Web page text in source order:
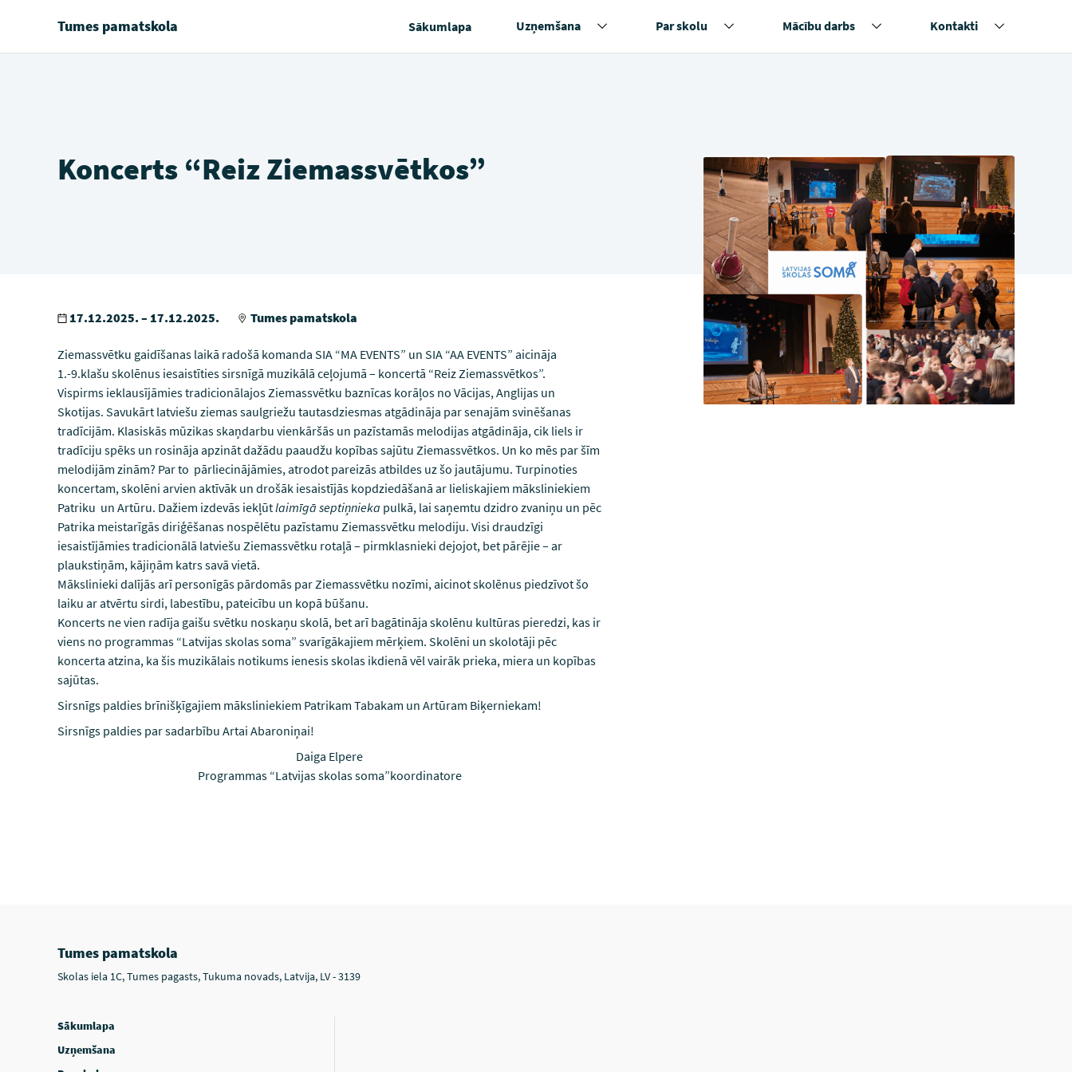
Tumes pamatskola Sākumlapa Uzņemšana Par skolu Mācību darbs Kontakti
Koncerts “Reiz Ziemassvētkos”
17.12.2025. – 17.12.2025. Tumes pamatskola
Ziemassvētku gaidīšanas laikā radošā komanda SIA “MA EVENTS” un SIA “AA EVENTS” aicināja
1.-9.klašu skolēnus iesaistīties sirsnīgā muzikālā ceļojumā – koncertā “Reiz Ziemassvētkos”.
Vispirms ieklausījāmies tradicionālajos Ziemassvētku baznīcas korāļos no Vācijas, Anglijas un
Skotijas. Savukārt latviešu ziemas saulgriežu tautasdziesmas atgādināja par senajām svinēšanas
tradīcijām. Klasiskās mūzikas skaņdarbu vienkāršās un pazīstamās melodijas atgādināja, cik liels ir
tradīciju spēks un rosināja apzināt dažādu paaudžu kopības sajūtu Ziemassvētkos. Un ko mēs par šīm
melodijām zinām? Par to pārliecinājāmies, atrodot pareizās atbildes uz šo jautājumu. Turpinoties
koncertam, skolēni arvien aktīvāk un drošāk iesaistījās kopdziedāšanā ar lieliskajiem māksliniekiem
Patriku un Artūru. Dažiem izdevās iekļūtlaimīgā septiņnieka pulkā, lai saņemtu dzidro zvaniņu un pēc
Patrika meistarīgās diriģēšanas nospēlētu pazīstamu Ziemassvētku melodiju. Visi draudzīgi
iesaistījāmies tradicionālā latviešu Ziemassvētku rotaļā – pirmklasnieki dejojot, bet pārējie – ar
plaukstiņām, kājiņām katrs savā vietā.
Mākslinieki dalījās arī personīgās pārdomās par Ziemassvētku nozīmi, aicinot skolēnus piedzīvot šo
laiku ar atvērtu sirdi, labestību, pateicību un kopā būšanu.
Koncerts ne vien radīja gaišu svētku noskaņu skolā, bet arī bagātināja skolēnu kultūras pieredzi, kas ir
viens no programmas “Latvijas skolas soma” svarīgākajiem mērķiem. Skolēni un skolotāji pēc
koncerta atzina, ka šis muzikālais notikums ienesis skolas ikdienā vēl vairāk prieka, miera un kopības
sajūtas.
Sirsnīgs paldies brīnišķīgajiem māksliniekiem Patrikam Tabakam un Artūram Biķerniekam!
Sirsnīgs paldies par sadarbību Artai Abaroniņai!
Daiga Elpere
Programmas “Latvijas skolas soma”koordinatore
Tumes pamatskola
Skolas iela 1C, Tumes pagasts, Tukuma novads, Latvija, LV - 3139
Sākumlapa
Uzņemšana